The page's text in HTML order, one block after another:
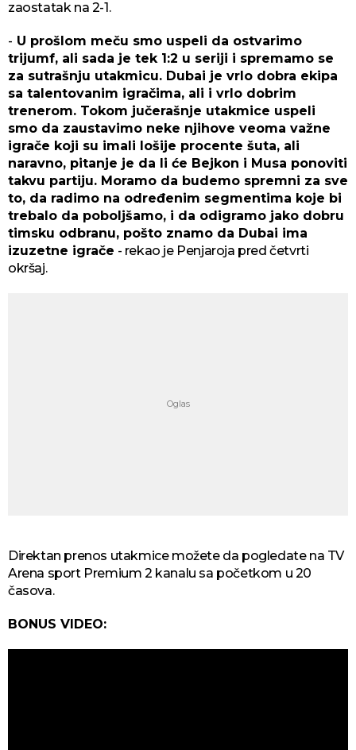
zaostatak na 2-1.
- U prošlom meču smo uspeli da ostvarimo
trijumf, ali sada je tek 1:2 u seriji i spremamo se
za sutrašnju utakmicu. Dubai je vrlo dobra ekipa
sa talentovanim igračima, ali i vrlo dobrim
trenerom. Tokom jučerašnje utakmice uspeli
smo da zaustavimo neke njihove veoma važne
igrače koji su imali lošije procente šuta, ali
naravno, pitanje je da li će Bejkon i Musa ponoviti
takvu partiju. Moramo da budemo spremni za sve
to, da radimo na određenim segmentima koje bi
trebalo da poboljšamo, i da odigramo jako dobru
timsku odbranu, pošto znamo da Dubai ima
izuzetne igrače - rekao je Penjaroja pred četvrti
okršaj.
Direktan prenos utakmice možete da pogledate na TV
Arena sport Premium 2 kanalu sa početkom u 20
časova.
BONUS VIDEO: